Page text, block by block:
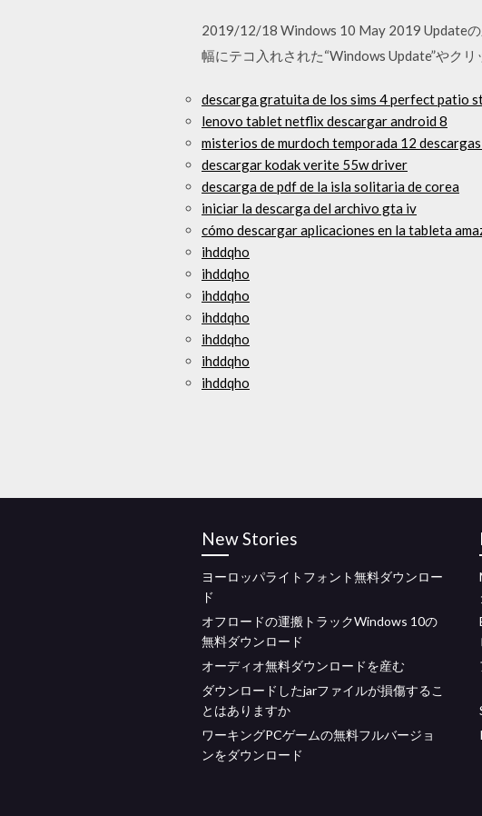
2019/12/18 Windows 10 May 2019 Update
幅にテコ入れされた“Windows Update”やクリ
descarga gratuita de los sims 4 perfect patio
lenovo tablet netflix descargar android 8
misterios de murdoch temporada 12
descargar kodak verite 55w driver
descarga de pdf de la isla solitaria de corea
iniciar la descarga del archivo gta iv
cómo descargar aplicaciones en la tableta
ihddqho
ihddqho
ihddqho
ihddqho
ihddqho
ihddqho
ihddqho
New Stories
ヨーロッパライトフォント無料ダウンロー
ド
オフロードの運搬トラックWindows 10の
無料ダウンロード
オーディオ無料ダウンロードを産む
ダウンロードしたjarファイルが損傷するこ
とはありますか
ワーキングPCゲームの無料フルバージョ
ンをダウンロード